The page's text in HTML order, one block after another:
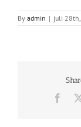
By admin | juli